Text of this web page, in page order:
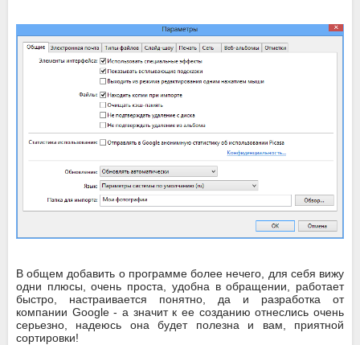
В общем добавить о программе более нечего, для себя вижу
одни плюсы, очень проста, удобна в обращении, работает
быстро, настраивается понятно, да и разработка от
компании Google - а значит к ее созданию отнеслись очень
серьезно, надеюсь она будет полезна и вам, приятной
сортировки!